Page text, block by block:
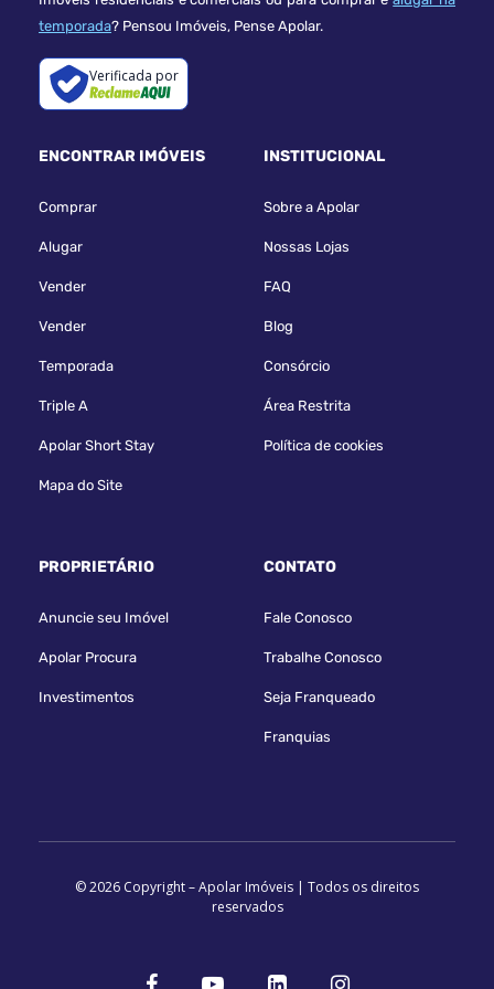
temporada? Pensou Imóveis, Pense Apolar.
Verificada por
ENCONTRAR IMÓVEIS
Comprar
Alugar
Vender
Vender
Temporada
Triple A
Apolar Short Stay
Mapa do Site
INSTITUCIONAL
Sobre a Apolar
Nossas Lojas
FAQ
Blog
Consórcio
Área Restrita
Política de cookies
PROPRIETÁRIO
Anuncie seu Imóvel
Apolar Procura
Investimentos
CONTATO
Fale Conosco
Trabalhe Conosco
Seja Franqueado
Franquias
© 2026 Copyright – Apolar Imóveis | Todos os direitos
reservados